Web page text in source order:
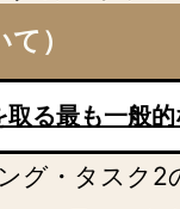
スクにおける
るミススペ
イ
）
る最も一般
グ・タスク2